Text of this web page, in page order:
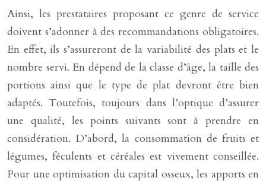
Ainsi, les prestataires proposant ce genre de service
doivent s’adonner à des recommandations obligatoires.
En effet, ils s’assureront de la variabilité des plats et le
nombre servi. En dépend de la classe d’âge, la taille des
portions ainsi que le type de plat devront être bien
adaptés. Toutefois, toujours dans l’optique d’assurer
une qualité, les points suivants sont à prendre en
considération. D’abord, la consommation de fruits et
légumes, féculents et céréales est vivement conseillée.
Pour une optimisation du capital osseux, les apports en